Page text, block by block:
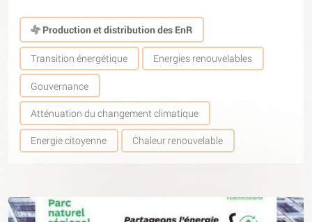
Production et distribution des EnR
Transition énergétique Energies renouvelables
Gouvernance
Atténuation du changement climatique
Energie citoyenne Chaleur renouvelable